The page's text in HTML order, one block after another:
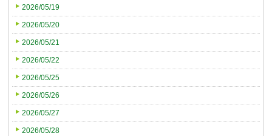
2026/05/19
2026/05/20
2026/05/21
2026/05/22
2026/05/25
2026/05/26
2026/05/27
2026/05/28